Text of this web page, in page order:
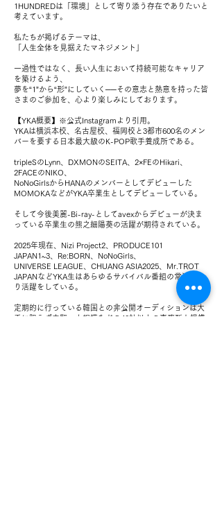
1HUNDREDは「環境」として寄り添う存在でありたいと
考えています。
私たちが掲げるテーマは、
「人生全体を見据えたマネジメント」
一過性ではなく、長い人生において持続可能なキャリア
を築けるよう、
夢を“1”から“形”にしていく──その意志と熱意を持った皆
さまのご参加を、心より楽しみにしております。
【YKA概要】※公式Instagramより引用。
YKAは横浜本校、名古屋校、福岡校と3都市600名のメン
バーを要する日本最大級のK-POP歌手養成所である。
tripleSのLynn、DXMONのSEITA、2×FEのHikari、
2FACEのNIKO、
NoNoGirlsからHANAのメンバーとしてデビューした
MOMOKAなどがYKA卒業生としてデビューしている。
そして今後美麗-Bi-ray-としてavexからデビューが決ま
っている卒業生の熊之細陽葵の活躍が期待されている。
2025年現在、Nizi Project2、PRODUCE101
JAPAN1~3、Re:BORN、NoNoGirls、
UNIVERSE LEAGUE、CHUANG ASIA2025、Mr.TROT
JAPANなどYKA生はあらゆるサバイバル番組の常連とな
り活躍をしている。
定期的に行っている韓国との非公開オーディションは大
手に限らず中堅、小規模などの40社以上の事務所と提携